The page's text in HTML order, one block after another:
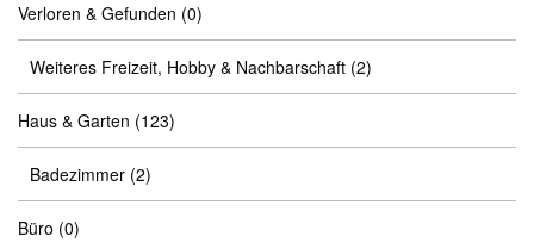
Verloren & Gefunden (0)
Weiteres Freizeit, Hobby & Nachbarschaft (2)
Haus & Garten (123)
Badezimmer (2)
Büro (0)